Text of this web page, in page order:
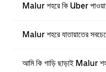
Malur শহরে কি Uber পাওয়া
Malur শহরে যাতায়াতের
আমি কি গাড়ি ছাড়াই Malur